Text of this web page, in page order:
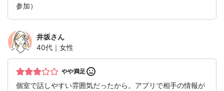
参加）
井坂さん
40代｜女性
やや満足
個室で話しやすい雰囲気だったから。アプリで相手の情報が